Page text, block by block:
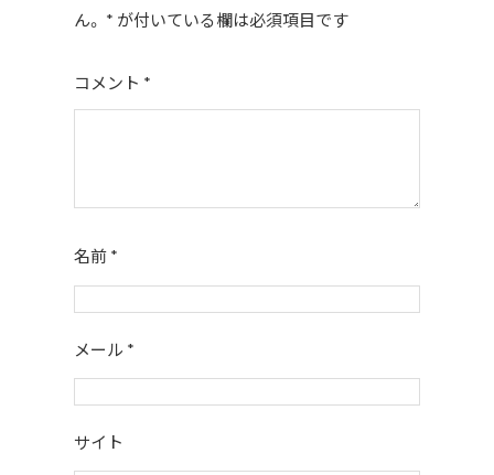
k
ん。 * が付いている欄は必須項目です
コメント *
名前*
メール *
サイト